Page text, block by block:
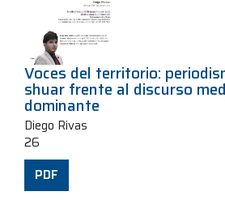
Voces del territorio:
shuar frente al discurso
dominante
Diego Rivas
26
PDF